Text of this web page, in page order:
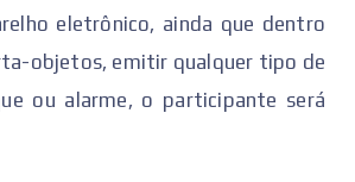
eletrônico, ainda que dentro
objetos, emitir qualquer tipo de
ou alarme, o participante será